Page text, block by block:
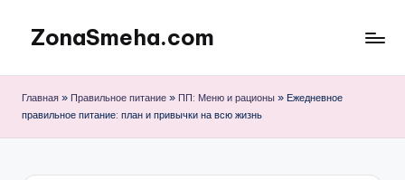
Перейти
содержимому
ZonaSmeha.com
Правильное
Главная » Правильное питание » ПП: Меню и рационы » Ежедневное
правильное питание: план и привычки на всю жизнь